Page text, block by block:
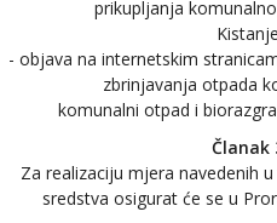
prikupljanja
- objava na internetskim
zbrinjavanja otpada
komunalni otpad i
Članak
Za realizaciju mjera navedenih
sredstva osigurat će se u